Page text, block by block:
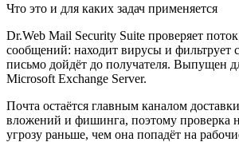
Что это и для каких задач применяется
Dr.Web Mail Security Suite проверяет
сообщений: находит вирусы и фильтрует
письмо дойдёт до получателя. Выпущен
Microsoft Exchange Server.
Почта остаётся главным каналом
вложений и фишинга, поэтому проверка
угрозу раньше, чем она попадёт на